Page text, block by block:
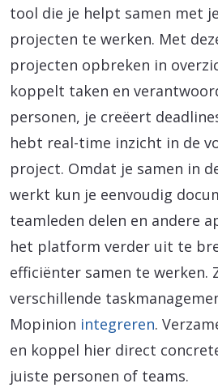
tool die je helpt samen met
projecten te werken. Met
projecten opbreken in
koppelt taken en
personen, je creëert
hebt real-time inzicht in de
project. Omdat je samen in
werkt kun je eenvoudig
teamleden delen en andere
het platform verder uit te
efficiënter samen te werken.
verschillende
Mopinion integreren.
en koppel hier direct
juiste personen of teams.